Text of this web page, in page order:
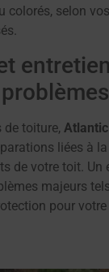
colorés, selon
de toiture,
liées à
de votre toit. Un
majeurs
pour